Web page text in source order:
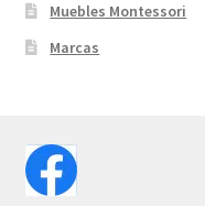
Muebles Montessori
Marcas